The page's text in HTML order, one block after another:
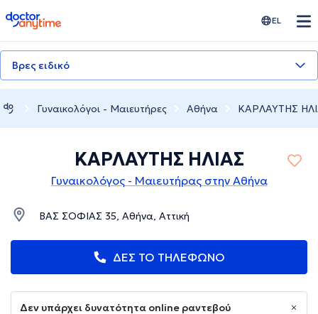
doctoranytime EL
Βρες ειδικό
Γυναικολόγοι - Μαιευτήρες Αθήνα ΚΑΡΛΑΥΤΗΣ
ΚΑΡΛΑΥΤΗΣ ΗΛΙΑΣ
Γυναικολόγος - Μαιευτήρας στην Αθήνα
ΒΑΣ ΣΟΦΙΑΣ 35, Αθήνα, Αττική
ΔΕΣ ΤΟ ΤΗΛΕΦΩΝΟ
Δεν υπάρχει δυνατότητα online ραντεβού